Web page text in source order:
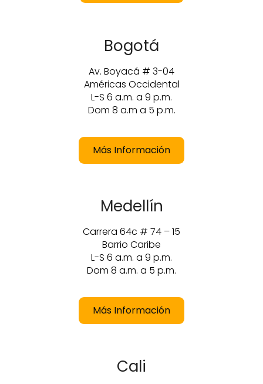
Bogotá
Av. Boyacá # 3-04
Américas Occidental
L-S 6 a.m. a 9 p.m.
Dom 8 a.m a 5 p.m.
Más Información
Medellín
Carrera 64c # 74 – 15
Barrio Caribe
L-S 6 a.m. a 9 p.m.
Dom 8 a.m. a 5 p.m.
Más Información
Cali